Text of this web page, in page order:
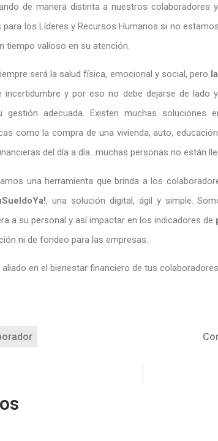
de manera distinta a nuestros colaboradores
para los Líderes y Recursos Humanos si no
tiempo valioso en su atención.
será la salud física, emocional y social, pero
incertidumbre y por eso no debe dejarse de lado
gestión adecuada. Existen muchas soluciones
como la compra de una vivienda, auto,
del día a día…muchas personas no están
una herramienta que brinda a los
, una solución digital, ágil y simple.
a su personal y así impactar en los indicadores de
ni de fondeo para las empresas.
en el bienestar financiero de tus colaboradores